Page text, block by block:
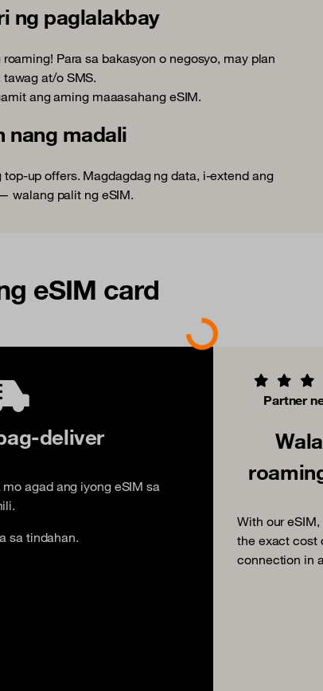
ng paglalakbay
Para sa bakasyon o negosyo, may plan
at/o SMS.
ang aming maaasahang eSIM.
nang madali
up offers. Magdagdag ng data, i-extend ang
walang palit ng eSIM.
eSIM card
deliver
agad ang iyong eSIM sa
sa tindahan.
Partner
With our
the exact cost
connection in
Loading...